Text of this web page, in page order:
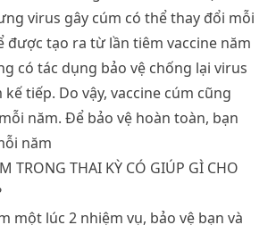
virus gây cúm có thể thay đổi mỗi
được tạo ra từ lần tiêm vaccine năm
có tác dụng bảo vệ chống lại virus
tiếp. Do vậy, vaccine cúm cũng
năm. Để bảo vệ hoàn toàn, bạn
năm
TRONG THAI KỲ CÓ GIÚP GÌ CHO
một lúc 2 nhiệm vụ, bảo vệ bạn và